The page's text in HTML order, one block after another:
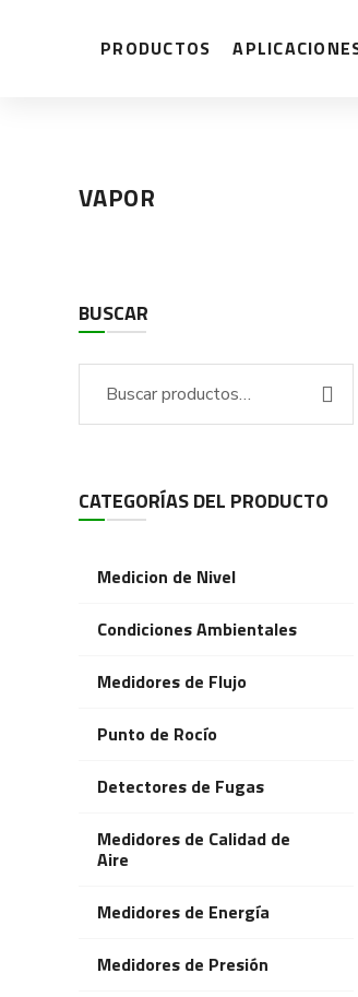
PRODUCTOS
VAPOR
BUSCAR
CATEGORÍAS DEL PRODUCTO
Medicion de Nivel
Condiciones Ambientales
Medidores de Flujo
Punto de Rocío
Detectores de Fugas
Medidores de Calidad de
Aire
Medidores de Energía
Medidores de Presión